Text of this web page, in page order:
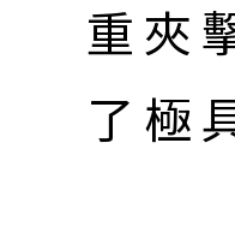
重夾
了極